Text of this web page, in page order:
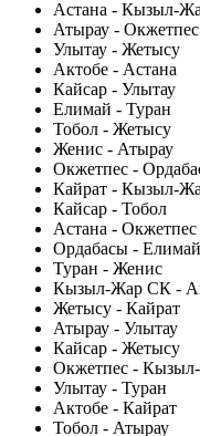
Астана - Кызыл-
Атырау - Окжетпес
Улытау - Жетысу
Актобе - Астана
Кайсар - Улытау
Елимай - Туран
Тобол - Жетысу
Женис - Атырау
Окжетпес -
Кайрат - Кызыл-
Кайсар - Тобол
Астана - Окжетпес
Ордабасы - Елимай
Туран - Женис
Кызыл-Жар СК -
Жетысу - Кайрат
Атырау - Улытау
Кайсар - Жетысу
Окжетпес -
Улытау - Туран
Актобе - Кайрат
Тобол - Атырау